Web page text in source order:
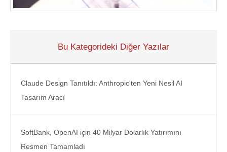
Bu Kategorideki Diğer Yazılar
Claude Design Tanıtıldı: Anthropic'ten Yeni Nesil AI
Tasarım Aracı
SoftBank, OpenAI için 40 Milyar Dolarlık Yatırımını
Resmen Tamamladı